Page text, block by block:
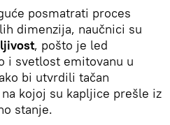
posmatrati proces
dimenzija, naučnici su
, pošto je led
i svetlost emitovanu u
bi utvrdili tačan
kojoj su kapljice prešle iz
stanje.